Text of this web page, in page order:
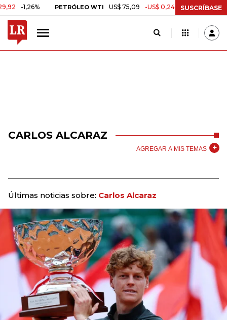
PETRÓLEO WTI US$ 75,09 -US$ 0,24 -0,32% CAFÉ
SUSCRÍBASE
CARLOS ALCARAZ
AGREGAR A MIS TEMAS
Últimas noticias sobre: Carlos Alcaraz